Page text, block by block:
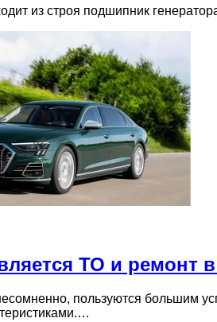
из строя подшипник
ТО и ремонт
пользуются большим